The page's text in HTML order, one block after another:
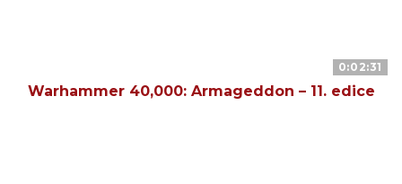
0:02:31
Warhammer 40,000: Armageddon – 11. edice